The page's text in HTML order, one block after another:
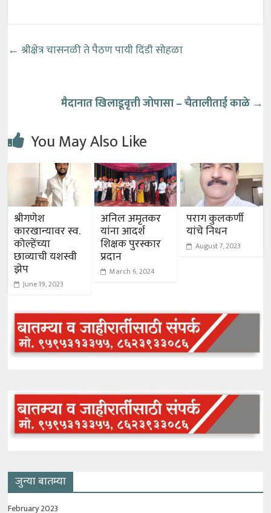
← श्रीक्षेत्र चासनळी ते पैठण पायी दिंडी सोहळा
मैदानात खिलाडूवृत्ती जोपासा – चैतालीताई काळे →
You May Also Like
श्रीगणेश
कारखान्यावर स्व.
कोल्हेंच्या
छाव्याची यशस्वी
झेप
June 19, 2023
अनिल अमृतकर
यांना आदर्श
शिक्षक पुरस्कार
प्रदान
March 6, 2024
पराग कुलकर्णी
यांचे निधन
August 7, 2023
जुन्या बातम्या
February 2023